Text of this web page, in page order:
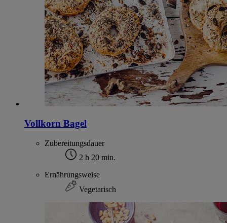
Vollkorn Bagel
Zubereitungsdauer
2 h 20 min.
Ernährungsweise
Vegetarisch